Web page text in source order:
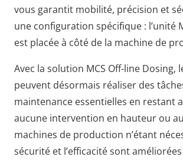
vous garantit mobilité, précision et
une configuration spécifique : l’unité
est placée à côté de la machine de
Avec la solution MCS Off-line Dosing,
peuvent désormais réaliser des
maintenance essentielles en restant
aucune intervention en hauteur ou
machines de production n’étant
sécurité et l’efficacité sont